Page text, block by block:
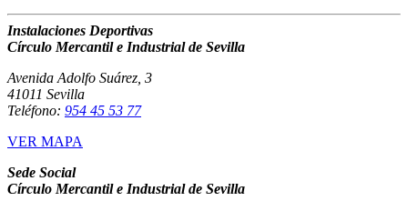
Instalaciones Deportivas
Círculo Mercantil e Industrial de Sevilla
Avenida Adolfo Suárez, 3
41011 Sevilla
Teléfono: 954 45 53 77
VER MAPA
Sede Social
Círculo Mercantil e Industrial de Sevilla